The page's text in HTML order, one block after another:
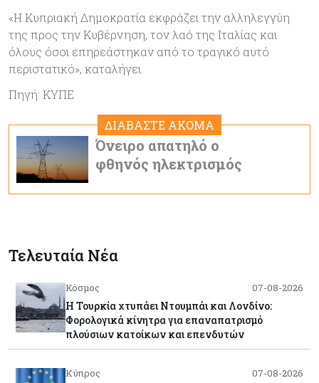
«Η Κυπριακή Δημοκρατία εκφράζει την αλληλεγγύη
της προς την Κυβέρνηση, τον λαό της Ιταλίας και
όλους όσοι επηρεάστηκαν από το τραγικό αυτό
περιστατικό», καταλήγει.
Πηγή: ΚΥΠΕ
ΔΙΑΒΑΣΤΕ ΑΚΟΜΑ
Όνειρο απατηλό ο
φθηνός ηλεκτρισμός
Τελευταία Νέα
Κόσμος 07-08-2026
Η Τουρκία χτυπάει Ντουμπάι και Λονδίνο:
Φορολογικά κίνητρα για επαναπατρισμό
πλούσιων κατοίκων και επενδυτών
Κύπρος 07-08-2026